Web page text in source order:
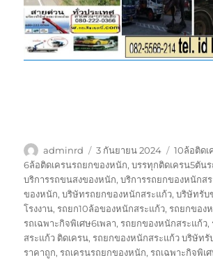
ผู้
เขียน
adminrd
เขียน
เมื่อ
3 กันยายน 2024
ป้าย
กำกับ
10ล้อติด
6ล้อติดเครนรถยกของหนัก,บรรทุกติดเครน5ตัน
บริการรถขนสงของหนัก,บริการรถยกของหนักส
ของหนัก,บริษัทรถยกของหนักสระแก้ว,บริษัทรับ
โรงงาน,รถยก10ล้อของหนักสระแก้ว,รถยกของ
รถเฉพาะกิจพิเศษ6เพลา,รถยกของหนักสระแก้ว,
สระแก้ว ติดเครน,รถยกของหนักสระแก้ว บริษัทรั
ราคาถูก,รถเครนรถยกของหนัก,รถเฉพาะกิจพิเ